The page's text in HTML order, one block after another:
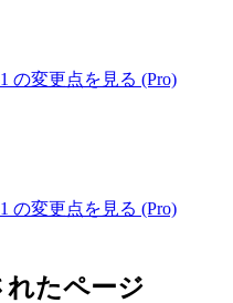
の変更点を見る (Pro)
の変更点を見る (Pro)
れたページ